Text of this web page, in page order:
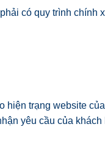
có quy trình
hiện trạng website
yêu cầu của